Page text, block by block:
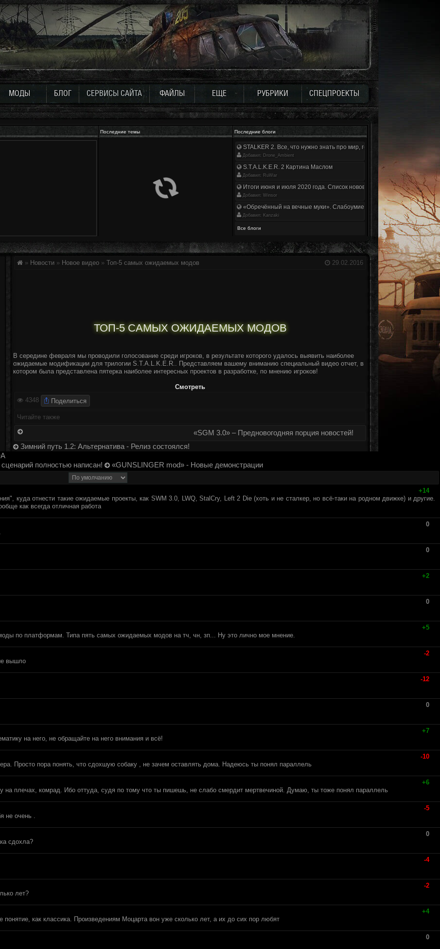
МОДЫ БЛОГ СЕРВИСЫ САЙТА ФАЙЛЫ ЕЩЕ РУБРИКИ СПЕЦПРОЕКТЫ
Последние темы Последние блоги
STALKER 2. Все, что нужно знать про мир, геймплей и сюжет | Разбор
Добавил: Drone_Ambient
S.T.A.L.K.E.R. 2 Картина Маслом
Добавил: RuWar
Итоги июня и июля 2020 года. Список нововведений
Добавил: Winsor
«Обречённый на вечные муки». Слабоумие и отвага
Добавил: Kanzaki
Все блоги
29.02.2016
» Новости » Новое видео » Топ-5 самых ожидаемых модов
ТОП-5 САМЫХ ОЖИДАЕМЫХ МОДОВ
В середине февраля мы проводили голосование среди игроков, в результате которого удалось выявить наиболее
ожидаемые модификации для трилогии S.T.A.L.K.E.R.. Представляем вашему вниманию специальный видео отчет, в
котором была представлена пятерка наиболее интересных проектов в разработке, по мнению игроков!
Смотреть
4348
Поделиться
Читайте также
«SGM 3.0» – Предновогодняя порция новостей!
Зимний путь 1.2: Альтернатива - Релиз состоялся!
полностью написан! «GUNSLINGER mod» - Новые демонстрации
+14
куда отнести такие ожидаемые проекты, как SWM 3.0, LWQ, StalCry, Left 2 Die (хоть и не сталкер, но всё-таки на родном движке) и другие.
как всегда отличная работа
0
0
+2
0
+5
по платформам. Типа пять самых ожидаемых модов на тч, чн, зп... Ну это лично мое мнение.
-2
вышло
-12
0
+7
на него, не обращайте на него внимания и всё!
-10
Просто пора понять, что сдохшую собаку , не зачем оставлять дома. Надеюсь ты понял параллель
+6
на плечах, комрад. Ибо оттуда, судя по тому что ты пишешь, не слабо смердит мертвечиной. Думаю, ты тоже понял параллель
-5
не очень .
0
сдохла?
-4
-2
лет?
+4
понятие, как классика. Произведениям Моцарта вон уже сколько лет, а их до сих пор любят
0